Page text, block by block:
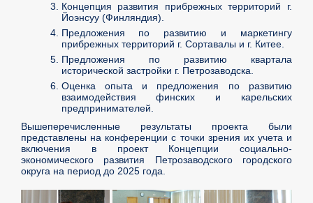
Концепция развития прибрежных территорий г.
Йоэнсуу (Финляндия).
Предложения по развитию и маркетингу
прибрежных территорий г. Сортавалы и г. Китее.
Предложения по развитию квартала
исторической застройки г. Петрозаводска.
Оценка опыта и предложения по развитию
взаимодействия финских и карельских
предпринимателей.
Вышеперечисленные результаты проекта были
представлены на конференции с точки зрения их учета и
включения в проект Концепции социально-
экономического развития Петрозаводского городского
округа на период до 2025 года.